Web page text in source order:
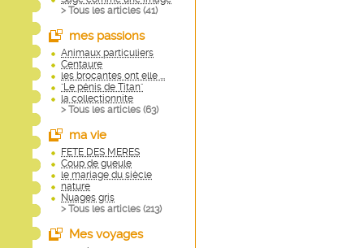
> Tous les articles (41)
mes passions
Animaux particuliers
Centaure
les brocantes ont elle ...
"Le pénis de Titan"
la collectionnite
> Tous les articles (63)
ma vie
FETE DES MERES
Coup de gueule
le mariage du siècle
nature
Nuages gris
> Tous les articles (213)
Mes voyages